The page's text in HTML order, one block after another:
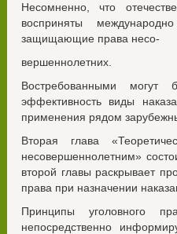
Несомненно, что
восприняты
защищающие права несо-
вершеннолетних.
Востребованными
эффективность виды
применения рядом
Вторая глава
несовершеннолетним»
второй главы раскрывает
права при назначении
Принципы уголовного
непосредственно